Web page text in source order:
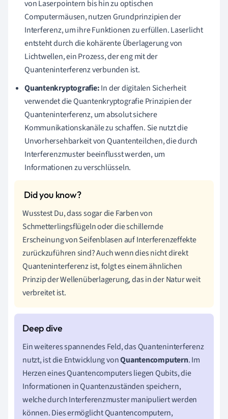
von Laserpointern bis hin zu optischen
Computermäusen, nutzen Grundprinzipien der
Interferenz, um ihre Funktionen zu erfüllen. Laserlicht
entsteht durch die kohärente Überlagerung von
Lichtwellen, ein Prozess, der eng mit der
Quanteninterferenz verbunden ist.
Quantenkryptografie:In der digitalen Sicherheit
verwendet die Quantenkryptografie Prinzipien der
Quanteninterferenz, um absolut sichere
Kommunikationskanäle zu schaffen. Sie nutzt die
Unvorhersehbarkeit von Quantenteilchen, die durch
Interferenzmuster beeinflusst werden, um
Informationen zu verschlüsseln.
Wusstest Du, dass sogar die Farben von
Schmetterlingsflügeln oder die schillernde
Erscheinung von Seifenblasen auf Interferenzeffekte
zurückzuführen sind? Auch wenn dies nicht direkt
Quanteninterferenz ist, folgt es einem ähnlichen
Prinzip der Wellenüberlagerung, das in der Natur weit
verbreitet ist.
Ein weiteres spannendes Feld, das Quanteninterferenz
nutzt, ist die Entwicklung vonQuantencomputern. Im
Herzen eines Quantencomputers liegen Qubits, die
Informationen in Quantenzuständen speichern,
welche durch Interferenzmuster manipuliert werden
können. Dies ermöglicht Quantencomputern,